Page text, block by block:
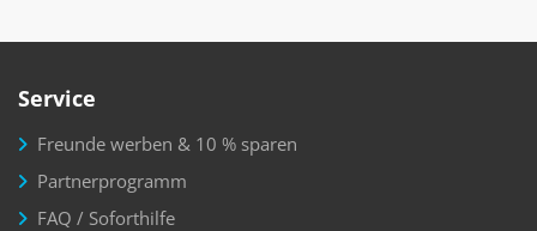
Service
Freunde werben & 10 % sparen
Partnerprogramm
FAQ / Soforthilfe